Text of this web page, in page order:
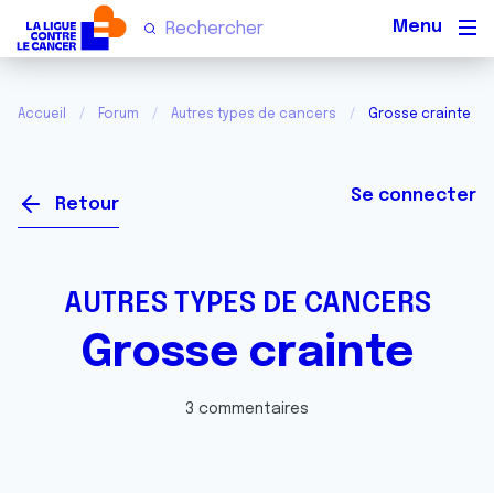
Accueil Forum Autres types de cancers Grosse crainte
Retour Se connecter
AUTRES TYPES DE CANCERS
Grosse crainte
3 commentaires